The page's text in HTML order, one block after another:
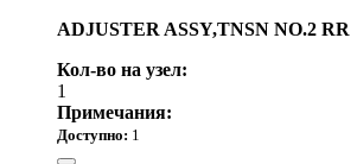
ADJUSTER ASSY,TNSN NO.2 RR
Кол-во на узел:
1
Примечания:
Доступно: 1